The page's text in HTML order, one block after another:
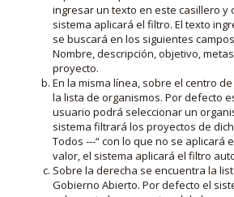
ingresar un texto en este casillero y
sistema aplicará el filtro. El texto
se buscará en los siguientes
Nombre, descripción, objetivo,
proyecto.
En la misma línea, sobre el centro
la lista de organismos. Por defecto
usuario podrá seleccionar un
sistema filtrará los proyectos de
Todos ---“ con lo que no se aplicará
valor, el sistema aplicará el filtro
Sobre la derecha se encuentra la
Gobierno Abierto. Por defecto el